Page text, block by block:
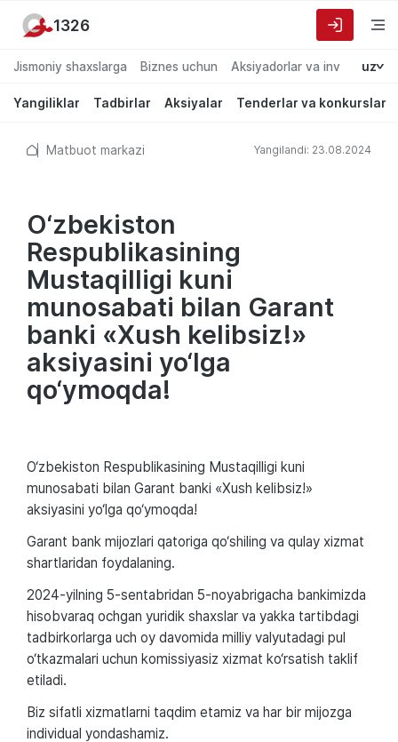
Jismoniy shaxslarga Biznes uchun Aksiyadorlar va investorlarga
uz
Yangiliklar Tadbirlar Aksiyalar Tenderlar va konkurslar
1326
Matbuot markazi Yangilandi: 23.08.2024
O‘zbekiston
Respublikasining
Mustaqilligi kuni
munosabati bilan Garant
banki «Xush kelibsiz!»
aksiyasini yo‘lga
qo‘ymoqda!
O‘zbekiston Respublikasining Mustaqilligi kuni
munosabati bilan Garant banki «Xush kelibsiz!»
aksiyasini yo‘lga qo‘ymoqda!
Garant bank mijozlari qatoriga qo‘shiling va qulay xizmat
shartlaridan foydalaning.
2024-yilning 5-sentabridan 5-noyabrigacha bankimizda
hisobvaraq ochgan yuridik shaxslar va yakka tartibdagi
tadbirkorlarga uch oy davomida milliy valyutadagi pul
o‘tkazmalari uchun komissiyasiz xizmat ko‘rsatish taklif
etiladi.
Biz sifatli xizmatlarni taqdim etamiz va har bir mijozga
individual yondashamiz.